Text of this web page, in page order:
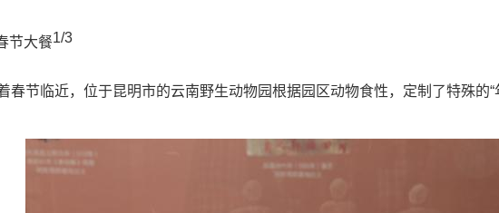
1/3
节临近，位于昆明市的云南野生动物园根据园区动物食性，定制了特殊的“